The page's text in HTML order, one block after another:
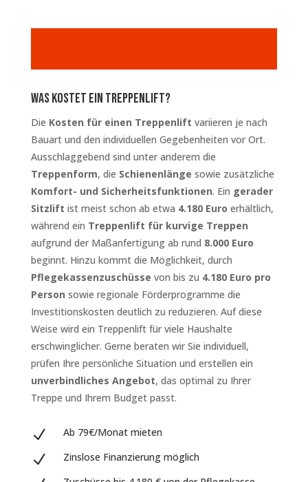
Was kostet ein Treppenlift?
Die Kosten für einen Treppenlift variieren je nach
Bauart und den individuellen Gegebenheiten vor Ort.
Ausschlaggebend sind unter anderem die
Treppenform, die Schienenlänge sowie zusätzliche
Komfort- und Sicherheitsfunktionen. Ein gerader
Sitzlift ist meist schon ab etwa 4.180 Euro erhältlich,
während ein Treppenlift für kurvige Treppen
aufgrund der Maßanfertigung ab rund 8.000 Euro
beginnt. Hinzu kommt die Möglichkeit, durch
Pflegekassenzuschüsse von bis zu 4.180 Euro pro
Person sowie regionale Förderprogramme die
Investitionskosten deutlich zu reduzieren. Auf diese
Weise wird ein Treppenlift für viele Haushalte
erschwinglicher. Gerne beraten wir Sie individuell,
prüfen Ihre persönliche Situation und erstellen ein
unverbindliches Angebot, das optimal zu Ihrer
Treppe und Ihrem Budget passt.
N Ab 79€/Monat mieten
N Zinslose Finanzierung möglich